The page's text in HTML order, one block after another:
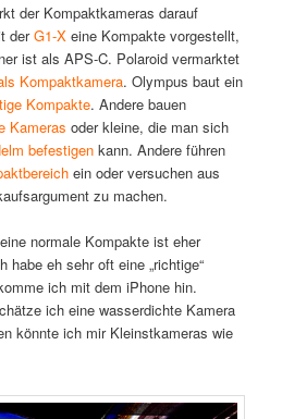
der Kompaktkameras darauf
derG1-X eine Kompakte vorgestellt,
ist als APS-C. Polaroid vermarktet
Kompaktkamera. Olympus baut ein
Kompakte. Andere bauen
Kamerasoder kleine, die man sich
befestigen kann. Andere führen
ein oder versuchen aus
zu machen.
normale Kompakte ist eher
habe eh sehr oft eine „richtige“
ich mit dem iPhone hin.
ich eine wasserdichte Kamera
könnte ich mir Kleinstkameras wie